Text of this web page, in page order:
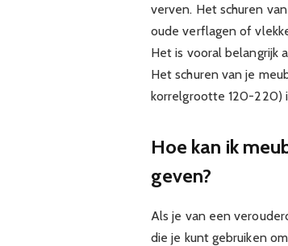
verven. Het schuren
oude verflagen of
Het is vooral belangrijk
Het schuren van je
korrelgrootte 120-220)
Hoe kan ik
geven?
Als je van een
die je kunt gebruiken